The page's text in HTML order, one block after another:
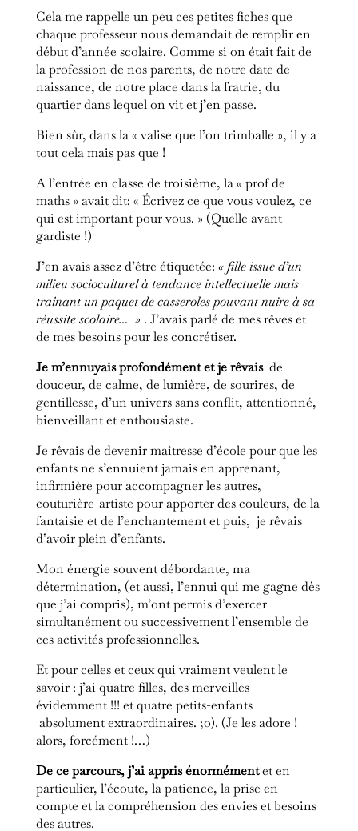
Cela me rappelle un peu ces petites fiches que
chaque professeur nous demandait de remplir en
début d’année scolaire. Comme si on était fait de
la profession de nos parents, de notre date de
naissance, de notre place dans la fratrie, du
quartier dans lequel on vit et j’en passe.
Bien sûr, dans la « valise que l’on trimballe », il y a
tout cela mais pas que !
A l’entrée en classe de troisième, la « prof de
maths » avait dit: « Écrivez ce que vous voulez, ce
qui est important pour vous. » (Quelle avant-
gardiste !)
J’en avais assez d’être étiquetée: « fille issue d’un
milieu socioculturel à tendance intellectuelle mais
traînant un paquet de casseroles pouvant nuire à sa
réussite scolaire… » . J’avais parlé de mes rêves et
de mes besoins pour les concrétiser.
Je m’ennuyais profondément et je rêvais de
douceur, de calme, de lumière, de sourires, de
gentillesse, d’un univers sans conflit, attentionné,
bienveillant et enthousiaste.
Je rêvais de devenir maîtresse d’école pour que les
enfants ne s’ennuient jamais en apprenant,
infirmière pour accompagner les autres,
couturière-artiste pour apporter des couleurs, de la
fantaisie et de l’enchantement et puis, je rêvais
d’avoir plein d’enfants.
Mon énergie souvent débordante, ma
détermination, (et aussi, l’ennui qui me gagne dès
que j’ai compris), m’ont permis d’exercer
simultanément ou successivement l’ensemble de
ces activités professionnelles.
Et pour celles et ceux qui vraiment veulent le
savoir : j’ai quatre filles, des merveilles
évidemment !!! et quatre petits-enfants
absolument extraordinaires. ;o). (Je les adore !
alors, forcément !…)
De ce parcours, j’ai appris énormémentet en
particulier, l’écoute, la patience, la prise en
compte et la compréhension des envies et besoins
des autres.